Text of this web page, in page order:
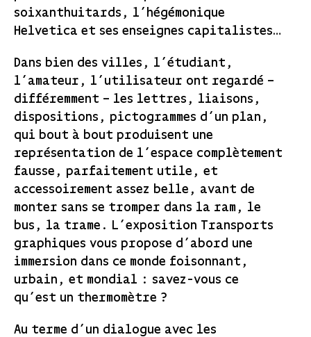
soixanthuitards, l’hégémonique
Helvetica et ses enseignes capitalistes…
Dans bien des villes, l’étudiant,
l’amateur, l’utilisateur ont regardé –
différemment – les lettres, liaisons,
dispositions, pictogrammes d’un plan,
qui bout à bout produisent une
représentation de l’espace complètement
fausse, parfaitement utile, et
accessoirement assez belle, avant de
monter sans se tromper dans la ram, le
bus, la trame. L’exposition Transports
graphiques vous propose d’abord une
immersion dans ce monde foisonnant,
urbain, et mondial : savez-vous ce
qu’est un thermomètre ?
Au terme d’un dialogue avec les